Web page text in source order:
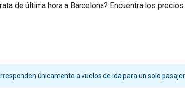
de última hora a Barcelona? Encuentra los
únicamente a vuelos de ida para un solo